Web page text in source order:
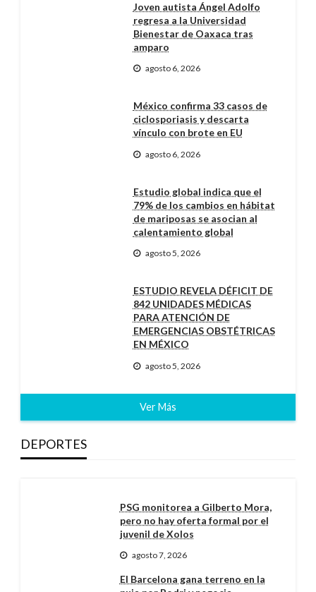
Joven autista Ángel Adolfo
regresa a la Universidad
Bienestar de Oaxaca tras
amparo
agosto 6, 2026
México confirma 33 casos de
ciclosporiasis y descarta
vínculo con brote en EU
agosto 6, 2026
Estudio global indica que el
79% de los cambios en hábitat
de mariposas se asocian al
calentamiento global
agosto 5, 2026
ESTUDIO REVELA DÉFICIT DE
842 UNIDADES MÉDICAS
PARA ATENCIÓN DE
EMERGENCIAS OBSTÉTRICAS
EN MÉXICO
agosto 5, 2026
Ver Más
DEPORTES
PSG monitorea a Gilberto Mora,
pero no hay oferta formal por el
juvenil de Xolos
agosto 7, 2026
El Barcelona gana terreno en la